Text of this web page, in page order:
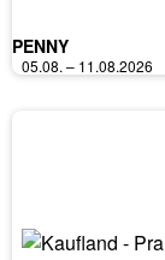
PENNY
05.08. – 11.08.2026